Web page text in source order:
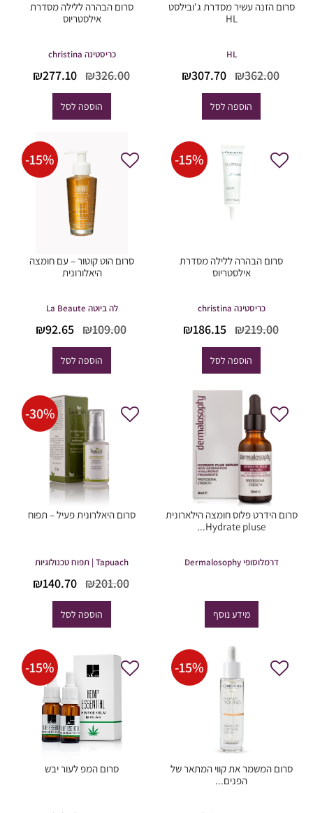
סרום הזנה עשיר מסדרת ג'ובילסט
HL
HL
₪362.00
המחיר
היה:
₪362.00.
₪307.70
הוספה לסל
סרום הבהרה ללילה מסדרת
אילסטריוס
כריסטינה christina
₪326.00
המחיר
היה:
₪326.00.
₪277.10
הוספה לסל
-15%
סרום הבהרה ללילה מסדרת
אילסטריוס
כריסטינה christina
₪219.00
המחיר
היה:
₪219.00.
₪186.15
הוספה לסל
-15%
סרום הוט קוטור – עם חומצה
היאלורונית
לה ביוטה La Beaute
₪109.00
המחיר
היה:
₪109.00.
₪92.65
הוספה לסל
סרום הידרט פלוס חומצה הילארונית
Hydrate pluse...
דרמלוסופי Dermalosophy
מידע נוסף
-30%
סרום היאלרונית פעיל – תפוח
Tapuach | תפוח טכנולוגיות
₪201.00
המחיר
היה:
₪201.00.
₪140.70
הוספה לסל
-15%
סרום המשמר את קווי המתאר של
הפנים...
-15%
סרום המפ לעור יבש